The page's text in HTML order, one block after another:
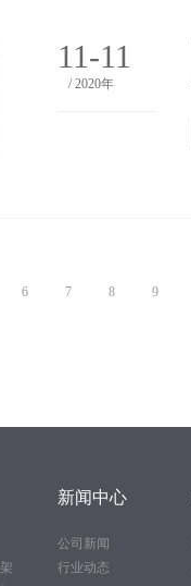
11-11
/ 2020年
6 7 8 9
新闻中心
公司新闻
行业动态